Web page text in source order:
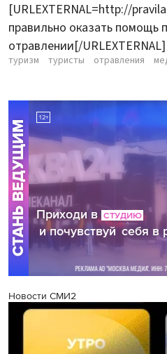
[URLEXTERNAL=http://
правильно оказать помощь
отравлении[/URLEXTERNAL]
туризм туристы отравления
Новости СМИ2